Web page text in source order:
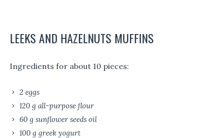
LEEKS AND HAZELNUTS MUFFINS
Ingredients for about 10 pieces:
2 eggs
120 g all-purpose flour
60 g sunflower seeds oil
100 g greek yogurt